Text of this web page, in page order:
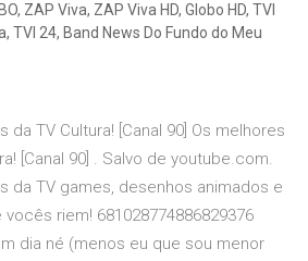
ZAP Viva, ZAP Viva HD, Globo HD, TVI
TVI 24, Band News Do Fundo do Meu
da TV Cultura! [Canal 90] Os melhores
[Canal 90] . Salvo de youtube.com.
da TV games, desenhos animados e
riem! 681028774886829376
dia né (menos eu que sou menor